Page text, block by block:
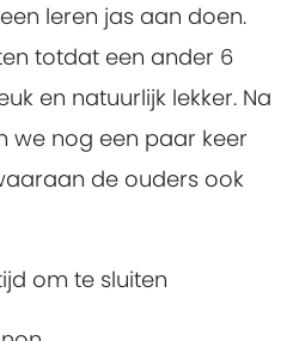
leren jas aan doen.
totdat een ander 6
en natuurlijk lekker. Na
we nog een paar keer
de ouders ook
om te sluiten